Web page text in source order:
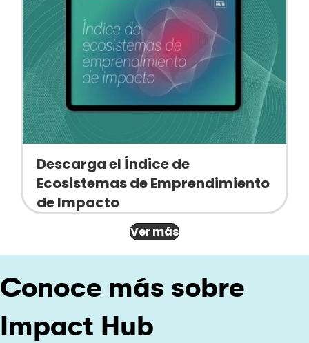
Descarga el Índice de
Ecosistemas de Emprendimiento
de Impacto
Ver más
Conoce más sobre
Impact Hub